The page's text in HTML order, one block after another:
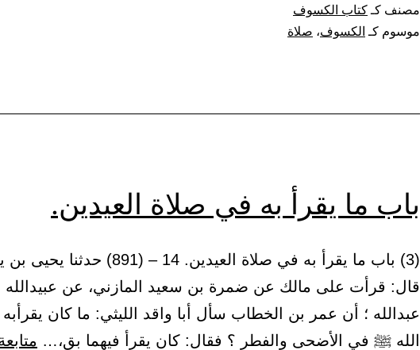
مصنف كـ كتاب الكسوف
موسوم كـ الكسوف، صلاة
باب ما يقرأ به في صلاة العيدين.
(3) باب ما يقرأ به في صلاة العيدين. 14 – (891)
قال: قرأت على مالك عن ضمرة بن سعيد المازني، عن عبيدالله
عبدالله ؛ أن عمر بن الخطاب سأل أبا واقد الليثي: ما كان
الله ﷺ في الأضحى والفطر ؟ فقال: كان يقرأ فيهما بق،…